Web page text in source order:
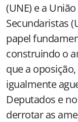
(UNE) e a
Secundaristas
papel
construindo o
que a
igualmente
Deputados e
derrotar as